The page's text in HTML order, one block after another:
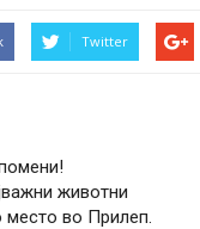
Twitter
животни
место во Прилеп.